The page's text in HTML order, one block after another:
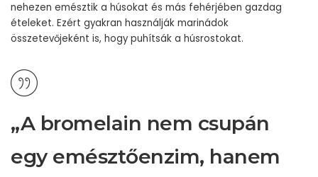
nehezen emésztik a húsokat és más fehérjében gazdag
ételeket. Ezért gyakran használják marinádok
összetevőjeként is, hogy puhítsák a húsrostokat.
„A bromelain nem csupán
egy emésztőenzim, hanem